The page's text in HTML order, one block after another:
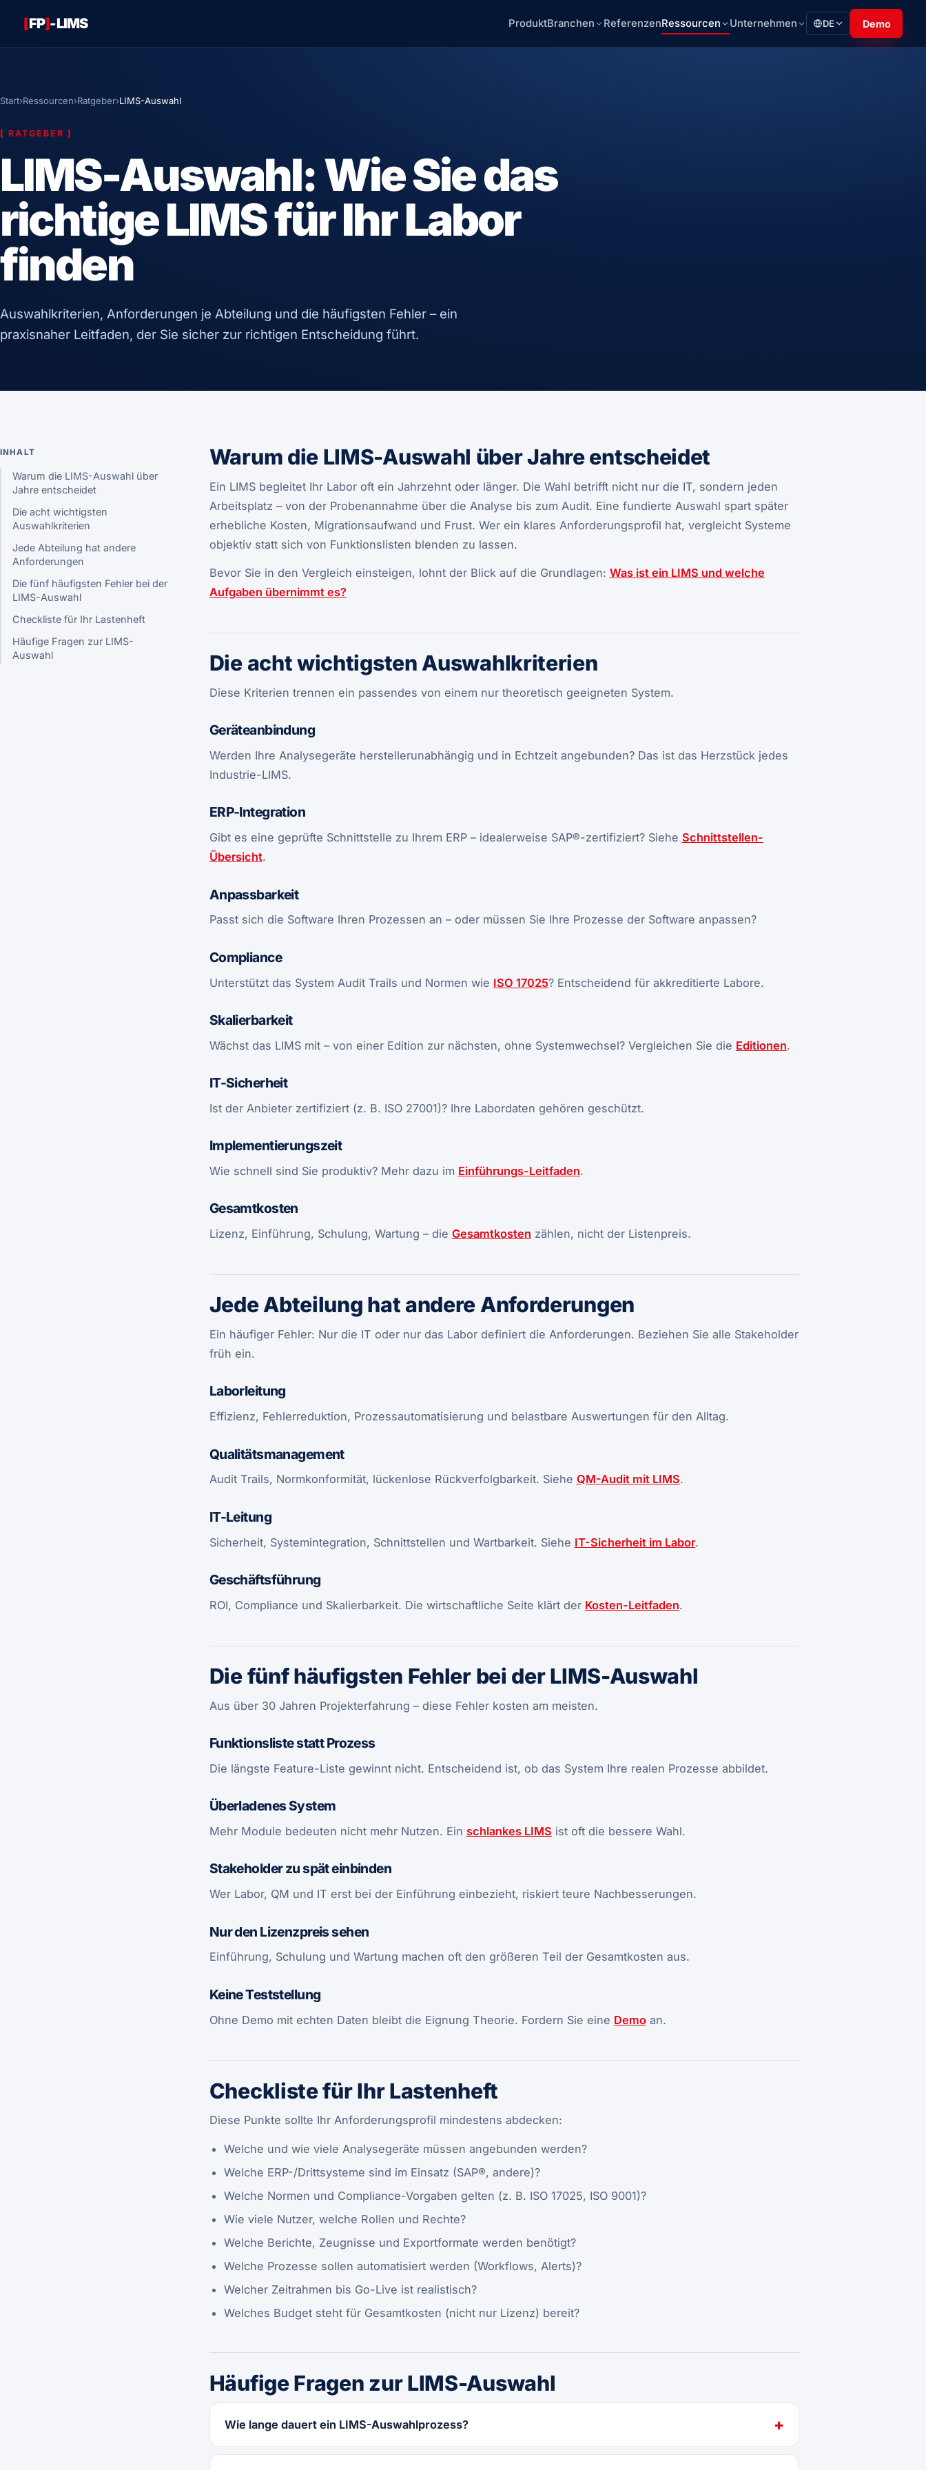
[FP]-LIMS ProduktBranchen ReferenzenRessourcen Unternehmen DE Demo
Start›Ressourcen›Ratgeber›LIMS-Auswahl
[ RATGEBER ]
LIMS-Auswahl: Wie Sie das
richtige LIMS für Ihr Labor
finden
Auswahlkriterien, Anforderungen je Abteilung und die häufigsten Fehler – ein
praxisnaher Leitfaden, der Sie sicher zur richtigen Entscheidung führt.
INHALT
Warum die LIMS-Auswahl über
Jahre entscheidet
Die acht wichtigsten
Auswahlkriterien
Jede Abteilung hat andere
Anforderungen
Die fünf häufigsten Fehler bei der
LIMS-Auswahl
Checkliste für Ihr Lastenheft
Häufige Fragen zur LIMS-
Auswahl
Warum die LIMS-Auswahl über Jahre entscheidet
Ein LIMS begleitet Ihr Labor oft ein Jahrzehnt oder länger. Die Wahl betrifft nicht nur die IT, sondern jeden
Arbeitsplatz – von der Probenannahme über die Analyse bis zum Audit. Eine fundierte Auswahl spart später
erhebliche Kosten, Migrationsaufwand und Frust. Wer ein klares Anforderungsprofil hat, vergleicht Systeme
objektiv statt sich von Funktionslisten blenden zu lassen.
Bevor Sie in den Vergleich einsteigen, lohnt der Blick auf die Grundlagen: Was ist ein LIMS und welche
Aufgaben übernimmt es?
Die acht wichtigsten Auswahlkriterien
Diese Kriterien trennen ein passendes von einem nur theoretisch geeigneten System.
Geräteanbindung
Werden Ihre Analysegeräte herstellerunabhängig und in Echtzeit angebunden? Das ist das Herzstück jedes
Industrie-LIMS.
ERP-Integration
Gibt es eine geprüfte Schnittstelle zu Ihrem ERP – idealerweise SAP®-zertifiziert? Siehe Schnittstellen-
Übersicht.
Anpassbarkeit
Passt sich die Software Ihren Prozessen an – oder müssen Sie Ihre Prozesse der Software anpassen?
Compliance
Unterstützt das System Audit Trails und Normen wie ISO 17025? Entscheidend für akkreditierte Labore.
Skalierbarkeit
Wächst das LIMS mit – von einer Edition zur nächsten, ohne Systemwechsel? Vergleichen Sie die Editionen.
IT-Sicherheit
Ist der Anbieter zertifiziert (z. B. ISO 27001)? Ihre Labordaten gehören geschützt.
Implementierungszeit
Wie schnell sind Sie produktiv? Mehr dazu im Einführungs-Leitfaden.
Gesamtkosten
Lizenz, Einführung, Schulung, Wartung – die Gesamtkosten zählen, nicht der Listenpreis.
Jede Abteilung hat andere Anforderungen
Ein häufiger Fehler: Nur die IT oder nur das Labor definiert die Anforderungen. Beziehen Sie alle Stakeholder
früh ein.
Laborleitung
Effizienz, Fehlerreduktion, Prozessautomatisierung und belastbare Auswertungen für den Alltag.
Qualitätsmanagement
Audit Trails, Normkonformität, lückenlose Rückverfolgbarkeit. Siehe QM-Audit mit LIMS.
IT-Leitung
Sicherheit, Systemintegration, Schnittstellen und Wartbarkeit. Siehe IT-Sicherheit im Labor.
Geschäftsführung
ROI, Compliance und Skalierbarkeit. Die wirtschaftliche Seite klärt der Kosten-Leitfaden.
Die fünf häufigsten Fehler bei der LIMS-Auswahl
Aus über 30 Jahren Projekterfahrung – diese Fehler kosten am meisten.
Funktionsliste statt Prozess
Die längste Feature-Liste gewinnt nicht. Entscheidend ist, ob das System Ihre realen Prozesse abbildet.
Überladenes System
Mehr Module bedeuten nicht mehr Nutzen. Ein schlankes LIMS ist oft die bessere Wahl.
Stakeholder zu spät einbinden
Wer Labor, QM und IT erst bei der Einführung einbezieht, riskiert teure Nachbesserungen.
Nur den Lizenzpreis sehen
Einführung, Schulung und Wartung machen oft den größeren Teil der Gesamtkosten aus.
Keine Teststellung
Ohne Demo mit echten Daten bleibt die Eignung Theorie. Fordern Sie eine Demoan.
Checkliste für Ihr Lastenheft
Diese Punkte sollte Ihr Anforderungsprofil mindestens abdecken:
Welche und wie viele Analysegeräte müssen angebunden werden?
Welche ERP-/Drittsysteme sind im Einsatz (SAP®, andere)?
Welche Normen und Compliance-Vorgaben gelten (z. B. ISO 17025, ISO 9001)?
Wie viele Nutzer, welche Rollen und Rechte?
Welche Berichte, Zeugnisse und Exportformate werden benötigt?
Welche Prozesse sollen automatisiert werden (Workflows, Alerts)?
Welcher Zeitrahmen bis Go-Live ist realistisch?
Welches Budget steht für Gesamtkosten (nicht nur Lizenz) bereit?
Häufige Fragen zur LIMS-Auswahl
Wie lange dauert ein LIMS-Auswahlprozess?